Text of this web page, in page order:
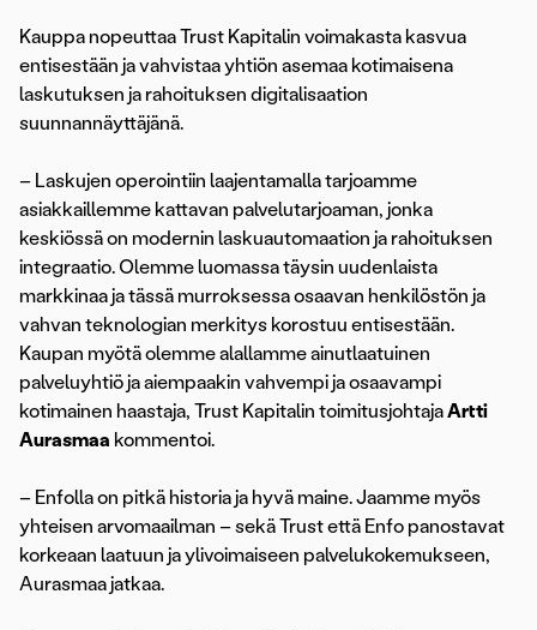
Kauppa nopeuttaa Trust Kapitalin voimakasta kasvua
entisestään ja vahvistaa yhtiön asemaa kotimaisena
laskutuksen ja rahoituksen digitalisaation
suunnannäyttäjänä.
– Laskujen operointiin laajentamalla tarjoamme
asiakkaillemme kattavan palvelutarjoaman, jonka
keskiössä on modernin laskuautomaation ja rahoituksen
integraatio. Olemme luomassa täysin uudenlaista
markkinaa ja tässä murroksessa osaavan henkilöstön ja
vahvan teknologian merkitys korostuu entisestään.
Kaupan myötä olemme alallamme ainutlaatuinen
palveluyhtiö ja aiempaakin vahvempi ja osaavampi
kotimainen haastaja, Trust Kapitalin toimitusjohtajaArtti
Aurasmaa kommentoi.
– Enfolla on pitkä historia ja hyvä maine. Jaamme myös
yhteisen arvomaailman – sekä Trust että Enfo panostavat
korkeaan laatuun ja ylivoimaiseen palvelukokemukseen,
Aurasmaa jatkaa.